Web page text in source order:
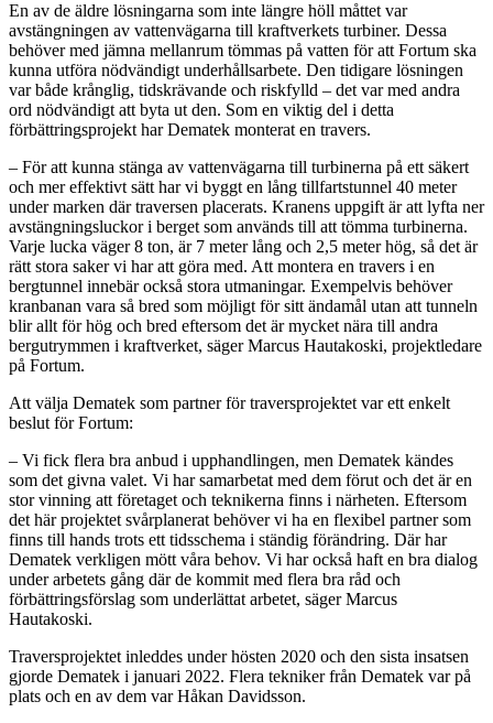
En av de äldre lösningarna som inte längre höll måttet var
avstängningen av vattenvägarna till kraftverkets turbiner. Dessa
behöver med jämna mellanrum tömmas på vatten för att Fortum ska
kunna utföra nödvändigt underhållsarbete. Den tidigare lösningen
var både krånglig, tidskrävande och riskfylld – det var med andra
ord nödvändigt att byta ut den. Som en viktig del i detta
förbättringsprojekt har Dematek monterat en travers.
– För att kunna stänga av vattenvägarna till turbinerna på ett säkert
och mer effektivt sätt har vi byggt en lång tillfartstunnel 40 meter
under marken där traversen placerats. Kranens uppgift är att lyfta ner
avstängningsluckor i berget som används till att tömma turbinerna.
Varje lucka väger 8 ton, är 7 meter lång och 2,5 meter hög, så det är
rätt stora saker vi har att göra med. Att montera en travers i en
bergtunnel innebär också stora utmaningar. Exempelvis behöver
kranbanan vara så bred som möjligt för sitt ändamål utan att tunneln
blir allt för hög och bred eftersom det är mycket nära till andra
bergutrymmen i kraftverket, säger Marcus Hautakoski, projektledare
på Fortum.
Att välja Dematek som partner för traversprojektet var ett enkelt
beslut för Fortum:
– Vi fick flera bra anbud i upphandlingen, men Dematek kändes
som det givna valet. Vi har samarbetat med dem förut och det är en
stor vinning att företaget och teknikerna finns i närheten. Eftersom
det här projektet svårplanerat behöver vi ha en flexibel partner som
finns till hands trots ett tidsschema i ständig förändring. Där har
Dematek verkligen mött våra behov. Vi har också haft en bra dialog
under arbetets gång där de kommit med flera bra råd och
förbättringsförslag som underlättat arbetet, säger Marcus
Hautakoski.
Traversprojektet inleddes under hösten 2020 och den sista insatsen
gjorde Dematek i januari 2022. Flera tekniker från Dematek var på
plats och en av dem var Håkan Davidsson.